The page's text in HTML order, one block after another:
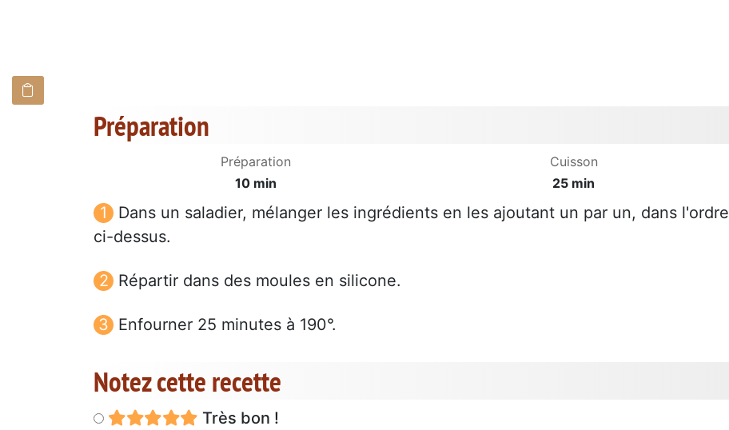
Préparation
Préparation
10 min
Cuisson
25 min
Dans un saladier, mélanger les ingrédients en les ajoutant un par un, dans l'ordre
ci-dessus.
Répartir dans des moules en silicone.
Enfourner 25 minutes à 190°.
Notez cette recette
Très bon !